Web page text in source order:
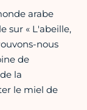
arabe
sur « L'abeille,
nous
de
la
le miel de